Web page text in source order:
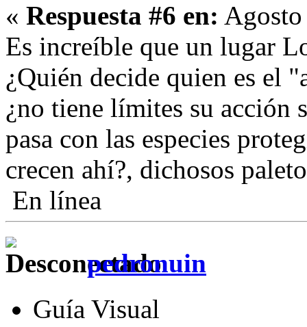
« Respuesta #6 en:
Es increíble que un lugar
¿Quién decide quien es el
¿no tiene límites su acción
pasa con las especies
crecen ahí?, dichosos
En línea
pedronuin
Guía Visual